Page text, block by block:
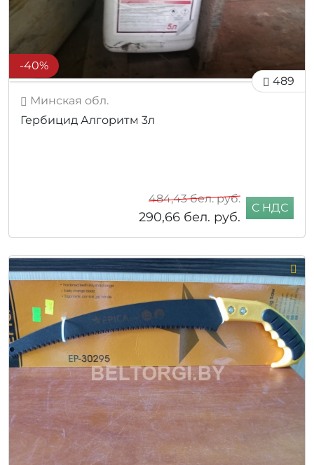
-40%
489
Минская обл.
Гербицид Алгоритм 3л
484,43бел. руб.
290,66 бел. руб.
С НДС